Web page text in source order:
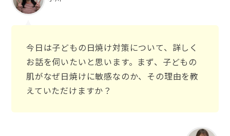
今日は子どもの日焼け対策について、詳しく
お話を伺いたいと思います。まず、子どもの
肌がなぜ日焼けに敏感なのか、その理由を教
えていただけますか？